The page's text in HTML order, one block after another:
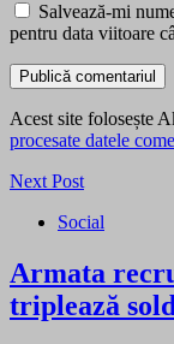
Salvează-mi
pentru data viitoare
Acest site folosește
procesate datele
Next Post
Social
Armata
triplează